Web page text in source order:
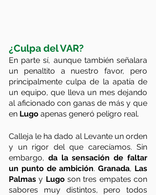
¿Culpa del VAR?
En parte sí, aunque también señalara
un penaltito a nuestro favor, pero
principalmente culpa de la apatía de
un equipo, que lleva un mes dejando
al aficionado con ganas de más y que
en Lugo apenas generó peligro real.
Calleja le ha dado al Levante un orden
y un rigor del que carecíamos. Sin
embargo, da la sensación de faltar
un punto de ambición. Granada, Las
Palmas y Lugo son tres empates con
sabores muy distintos, pero todos